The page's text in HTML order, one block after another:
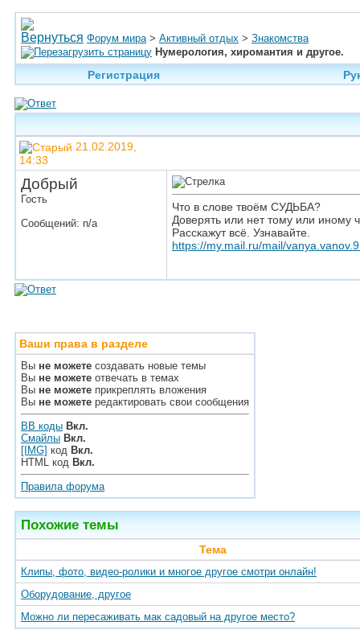
Форум мира > Активный отдых > Знакомства
Нумерология, хиромантия и другое.
Регистрация
21.02.2019,
14:33
Добрый
Гость
Сообщений: n/a
Что в слове твоём СУДЬБА?
Доверять или нет тому или иному
Расскажут всё. Узнавайте.
https://my.mail.ru/mail/
Ваши права в разделе
Вы не можете создавать новые темы
Вы не можете отвечать в темах
Вы не можете прикреплять вложения
Вы не можете редактировать свои сообщения
BB коды Вкл.
Смайлы Вкл.
[IMG] код Вкл.
HTML код Вкл.
Правила форума
Похожие темы
Тема
Клипы, фото, видео-ролики и многое другое смотри онлайн!
Оборудование, другое
Можно ли пересаживать мак садовый на другое место?